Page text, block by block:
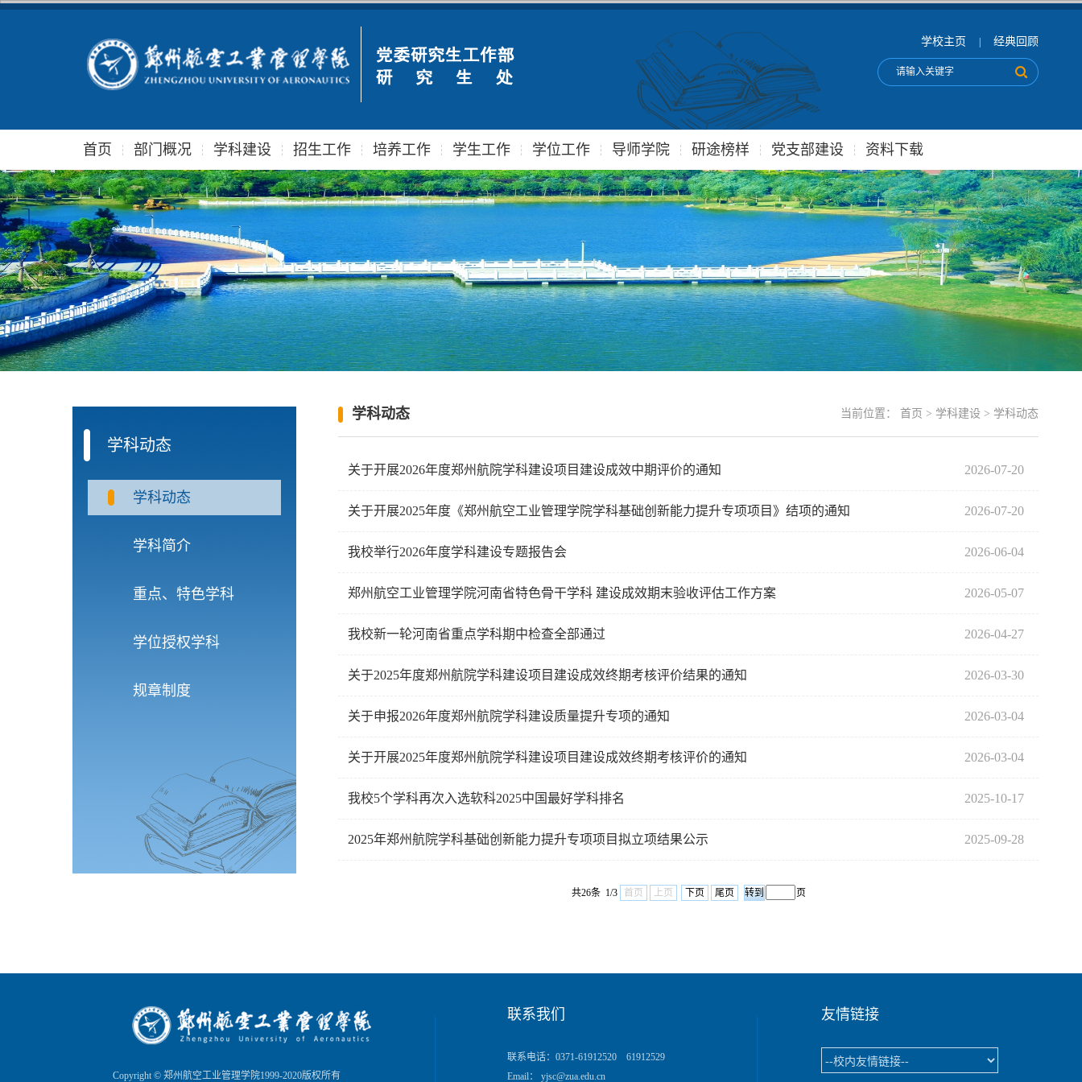
学校主页 经典回顾
首页 部门概况 学科建设 招生工作 培养工作 学生工作 学位工作 导师学院 研途榜样 党支部建设 资料下载
学科动态
学科动态
学科简介
重点、特色学科
学位授权学科
规章制度
当前位置： 首页 > 学科建设 > 学科动态
学科动态
关于开展2026年度郑州航院学科建设项目建设成效中期评价的通知 2026-07-20
关于开展2025年度《郑州航空工业管理学院学科基础创新能力提升专项项目》结项的通知 2026-07-20
我校举行2026年度学科建设专题报告会 2026-06-04
郑州航空工业管理学院河南省特色骨干学科 建设成效期末验收评估工作方案 2026-05-07
我校新一轮河南省重点学科期中检查全部通过 2026-04-27
关于2025年度郑州航院学科建设项目建设成效终期考核评价结果的通知 2026-03-30
关于申报2026年度郑州航院学科建设质量提升专项的通知 2026-03-04
关于开展2025年度郑州航院学科建设项目建设成效终期考核评价的通知 2026-03-04
我校5个学科再次入选软科2025中国最好学科排名 2025-10-17
2025年郑州航院学科基础创新能力提升专项项目拟立项结果公示 2025-09-28
共26条 1/3 首页 上页 下页 尾页 页
Copyright © 郑州航空工业管理学院1999-2020版权所有
联系我们
联系电话：0371-61912520 61912529
Email： yjsc@zua.edu.cn
友情链接